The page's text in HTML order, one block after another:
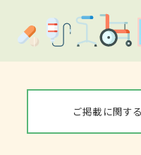
ご掲載に関す